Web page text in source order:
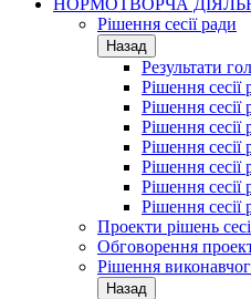
НОРМОТВОРЧА
Рішення сесії ради
Назад
Результати
Рішення сесії
Рішення сесії
Рішення сесії
Рішення сесії
Рішення сесії
Рішення сесії
Рішення сесії
Проекти рішень
Обговорення
Рішення
Назад